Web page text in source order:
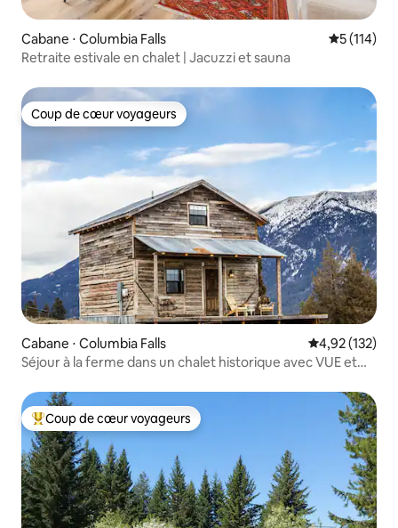
Cabane ⋅ Columbia Falls Évaluation
5 (114)
Retraite estivale en chalet | Jacuzzi et sauna
Coup de cœur voyageurs
Coup de cœur voyageurs
Cabane ⋅ Columbia Falls Évaluation
4,92 (132)
Séjour à la ferme dans un chalet historique avec VUE et
Coups de cœur voyageurs les plus appréciés
Coup de cœur voyageurs